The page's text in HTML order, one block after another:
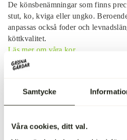
Samtycke
Våra cookies, ditt val.
De könsbenämningar som finns
stut, ko, kviga eller ungko.
anpassas också foder och
köttkvalitet.
Läs mer om våra kor
Ålder
Ålder är tillsammans med foder
långsam tillväxt genom att djuren
obesprutat grovfoder. Detta för att
Läs mer om våra kor